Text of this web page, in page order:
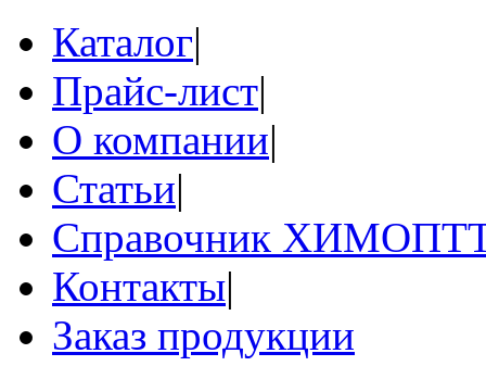
Каталог|
Прайс-лист|
О компании|
Статьи|
Справочник
Контакты|
Заказ продукции